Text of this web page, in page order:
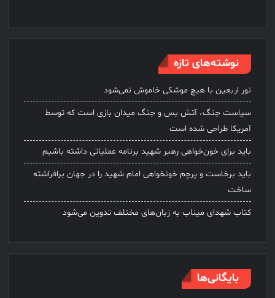
نوشته‌های تازه
نور اربعین با هیچ موشکی خاموش نمی‌شود
سیاست جنگ، آتش بس و جنگ میدان بازی است که توسط
آمریکا طراحی شده است
باید برای خون‌خواهی رهبر شهید برنامه عملیاتی داشته باشیم
باید برخاست و پرچم خونخواهی امام شهید را در جهان برافراشته
ساخت
کتاب شهدای میناب به زبان‌های مختلف تدوین می‌شود
بایگانی‌ها